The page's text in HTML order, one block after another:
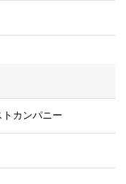
カンパニー